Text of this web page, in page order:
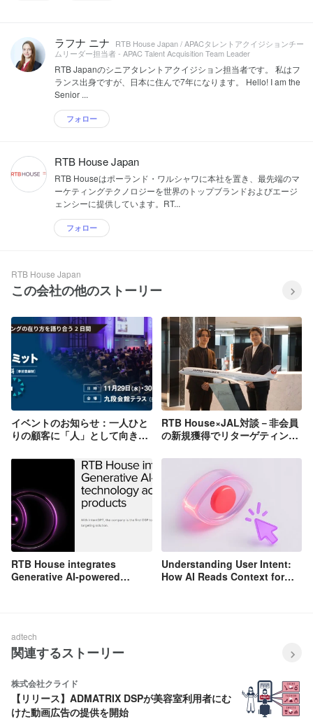
ラフナ ニナ
RTB House Japan / APACタレントアクイジションチー
ムリーダー担当者 - APAC Talent Acquisition Team Leader
RTB Japanのシニアタレントアクイジション担当者です。 私はフ
ランス出身ですが、日本に住んで7年になります。 Hello! I am the
Senior ...
フォロー
RTB House Japan
RTB Houseはポーランド・ワルシャワに本社を置き、最先端のマ
ーケティングテクノロジーを世界のトップブランドおよびエージ
ェンシーに提供しています。RT...
フォロー
RTB House Japan
この会社の他のストーリー
イベントのお知らせ：一人ひと
りの顧客に「人」として向き合
Cookie時代のデジタルコミュ
ニケーション戦略
RTB House×JAL対談－非会員
の新規獲得でリターゲティング
は[インタビュー]
RTB House integrates
Generative AI-powered
Understanding User Intent:
How AI Reads Context for
adtech
関連するストーリー
株式会社クライド
【リリース】ADMATRIX DSPが美容室利用者にむ
けた動画広告の提供を開始